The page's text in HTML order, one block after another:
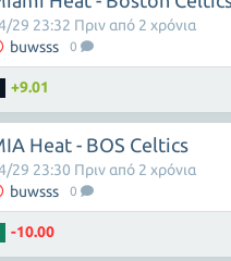
buwsss 0
29 23:32 Πριν από 2 χρόνια
+9.01
Heat - BOS Celtics
buwsss 0
29 23:30 Πριν από 2 χρόνια
-10.00